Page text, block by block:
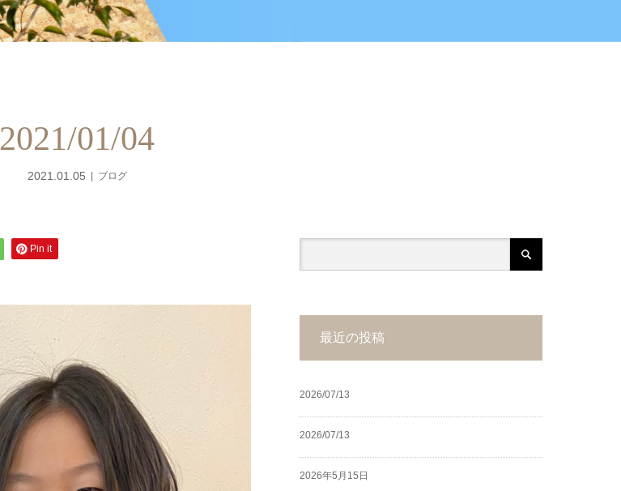
2021/01/04
2021.01.05 ブログ
Pin it
最近の投稿
2026/07/13
2026/07/13
2026年5月15日